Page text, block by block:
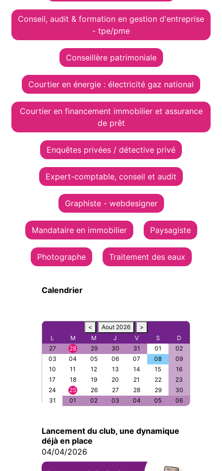
Conseil, audit & formation en gestion d'entreprise
- tpe/pme
Conseillère patrimoniale
Courtier en énergie : électricité gaz national
Courtier en financement immobilier et assurance
de prêt
Enquêtes privées / détective privé
Expert-comptable, conseil et audit
Graphiste - webdesigner
Mandataire en immobilier Paysagiste
Photographe Traitement des eaux
Calendrier
< Aout 2026
>
L
M M J V S
D
27
28 29 30 31 01
02
03
04 05 06 07 08
09
10
11 12 13 14 15
16
17
18 19 20 21 22
23
24
25 26 27 28 29
30
31
01 02 03 04 05 06
Lancement du club, une dynamique
déjà en place
04/04/2026